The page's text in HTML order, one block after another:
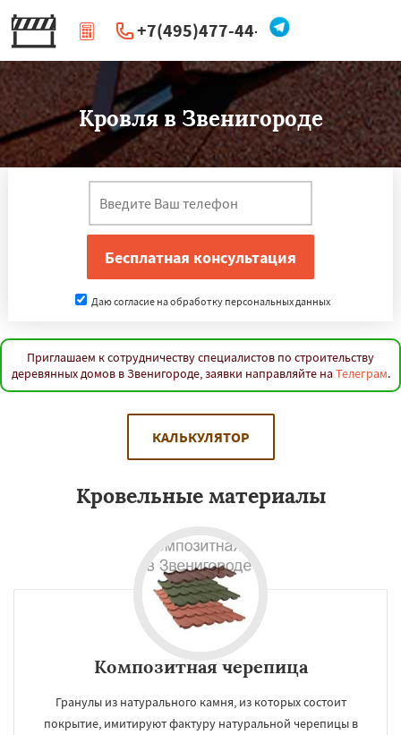
+7(495)477-44-66
| Перезвоните мне
Кровля в Звенигороде
Даю согласие на обработку персональных данных
Приглашаем к сотрудничеству специалистов по строительству
деревянных домов в Звенигороде, заявки направляйте на Телеграм.
КАЛЬКУЛЯТОР
Кровельные материалы
Композитная черепица
Гранулы из натурального камня, из которых состоит
покрытие, имитируют фактуру натуральной черепицы в